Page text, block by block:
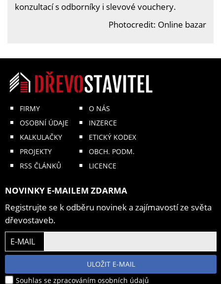
konzultací s odborníky i slevové vouchery.
Photocredit: Online bazar
FIRMY
OSOBNÍ ÚDAJE
KALKULAČKY
PROJEKTY
RSS ČLÁNKŮ
O NÁS
INZERCE
ETICKÝ KODEX
OBCH. PODM.
LICENCE
NOVINKY E-MAILEM ZDARMA
Registrujte se k odběru novinek a zajímavostí ze světa
dřevostaveb.
E-MAIL
ULOŽIT E-MAIL
Souhlas se zpracováním osobních údajů